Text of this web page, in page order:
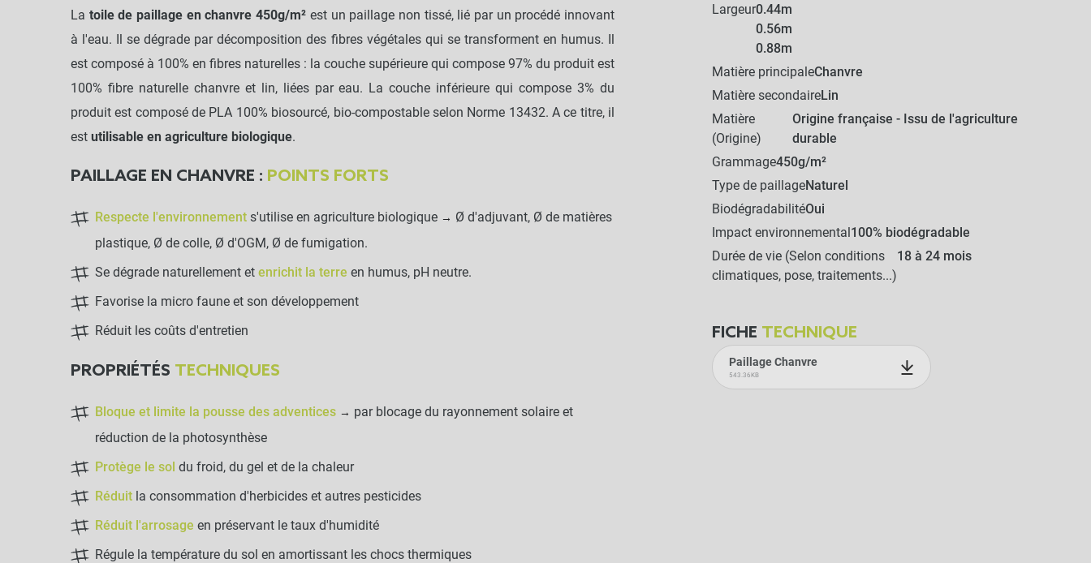
La toile de paillage en chanvre 450g/m² est un paillage non tissé, lié par un procédé innovant
à l'eau. Il se dégrade par décomposition des fibres végétales qui se transforment en humus. Il
est composé à 100% en fibres naturelles : la couche supérieure qui compose 97% du produit est
100% fibre naturelle chanvre et lin, liées par eau. La couche inférieure qui compose 3% du
produit est composé de PLA 100% biosourcé, bio-compostable selon Norme 13432. A ce titre, il
est utilisable en agriculture biologique.
PAILLAGE EN CHANVRE : POINTS FORTS
Respecte l'environnement s'utilise en agriculture biologique → Ø d'adjuvant, Ø de matières
plastique, Ø de colle, Ø d'OGM, Ø de fumigation.
Se dégrade naturellement et enrichit la terre en humus, pH neutre.
Favorise la micro faune et son développement
Réduit les coûts d'entretien
PROPRIÉTÉS TECHNIQUES
Bloque et limite la pousse des adventices → par blocage du rayonnement solaire et
réduction de la photosynthèse
Protège le sol du froid, du gel et de la chaleur
Réduit la consommation d'herbicides et autres pesticides
Réduit l'arrosage en préservant le taux d'humidité
Régule la température du sol en amortissant les chocs thermiques
Largeur0.44m
0.56m
0.88m
Matière principaleChanvre
Matière secondaireLin
Matière
(Origine)
Origine française - Issu de l'agriculture
durable
Grammage450g/m²
Type de paillageNaturel
BiodégradabilitéOui
Impact environnemental100% biodégradable
Durée de vie (Selon conditions
climatiques, pose, traitements...)
18 à 24 mois
FICHE TECHNIQUE
Paillage Chanvre
543.36KB